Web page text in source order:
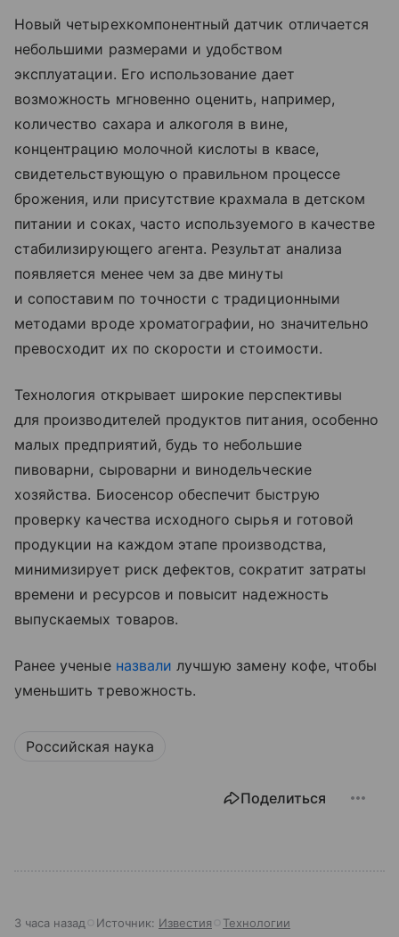
Новый четырехкомпонентный датчик отличается
небольшими размерами и удобством
эксплуатации. Его использование дает
возможность мгновенно оценить, например,
количество сахара и алкоголя в вине,
концентрацию молочной кислоты в квасе,
свидетельствующую о правильном процессе
брожения, или присутствие крахмала в детском
питании и соках, часто используемого в качестве
стабилизирующего агента. Результат анализа
появляется менее чем за две минуты
и сопоставим по точности с традиционными
методами вроде хроматографии, но значительно
превосходит их по скорости и стоимости.
Технология открывает широкие перспективы
для производителей продуктов питания, особенно
малых предприятий, будь то небольшие
пивоварни, сыроварни и винодельческие
хозяйства. Биосенсор обеспечит быструю
проверку качества исходного сырья и готовой
продукции на каждом этапе производства,
минимизирует риск дефектов, сократит затраты
времени и ресурсов и повысит надежность
выпускаемых товаров.
Ранее ученые назвали лучшую замену кофе, чтобы
уменьшить тревожность.
Российская наука
Поделиться
3 часа назад Источник: Известия Технологии